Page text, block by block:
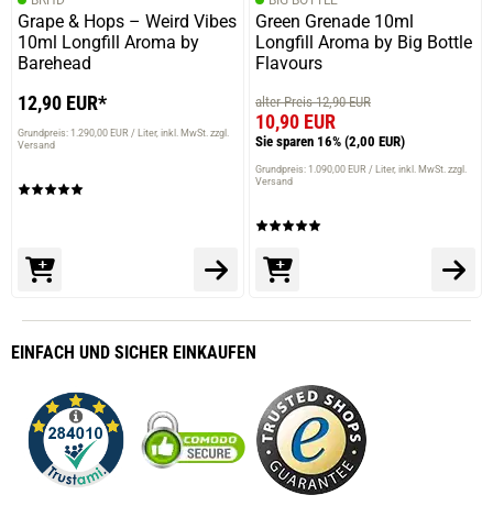
Grape & Hops – Weird Vibes
10ml Longfill Aroma by
Barehead
12,90 EUR*
Grundpreis: 1.290,00 EUR / Liter inkl. MwSt. zzgl.
Versand
Green Grenade 10ml
Longfill Aroma by Big Bottle
Flavours
alter Preis 12,90 EUR
10,90 EUR
Sie sparen 16% (2,00 EUR)
Grundpreis: 1.090,00 EUR / Liter inkl. MwSt. zzgl.
Versand
EINFACH UND SICHER EINKAUFEN